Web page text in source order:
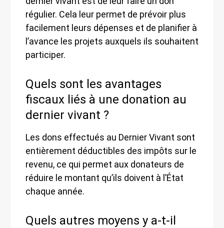
régulier. Cela leur permet de prévoir plus
facilement leurs dépenses et de planifier à
l’avance les projets auxquels ils souhaitent
participer.
Quels sont les avantages
fiscaux liés à une donation au
dernier vivant ?
Les dons effectués au Dernier Vivant sont
entièrement déductibles des impôts sur le
revenu, ce qui permet aux donateurs de
réduire le montant qu’ils doivent à l’État
chaque année.
Quels autres moyens y a-t-il